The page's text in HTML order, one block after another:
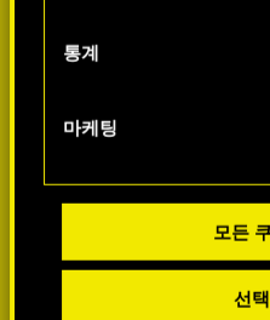
통계
마케팅
모든
선